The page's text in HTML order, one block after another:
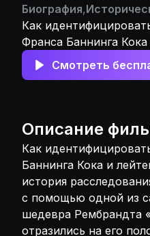
Биография,
Как
Франса Баннинга
Остросюжетная
зловещего
полотнах
Экстравагантный
Рембрандта.
Смотреть
Описание
Как
Баннинга Кока и
история
с помощью одной из
шедевра Рембрандта
отразились на его